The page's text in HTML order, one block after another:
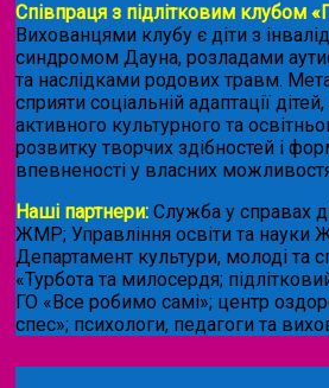
Співпраця з підлітковим клубом
Вихованцями клубу є діти з
синдромом Дауна, розладами
та наслідками родових травм.
сприяти соціальній адаптації
активного культурного та
розвитку творчих здібностей і
впевненості у власних
Наші партнери: Служба у справах
ЖМР; Управління освіти та
Департамент культури, молоді та
«Турбота та милосердя;
ГО «Все робимо самі»; центр
спес»; психологи, педагоги та